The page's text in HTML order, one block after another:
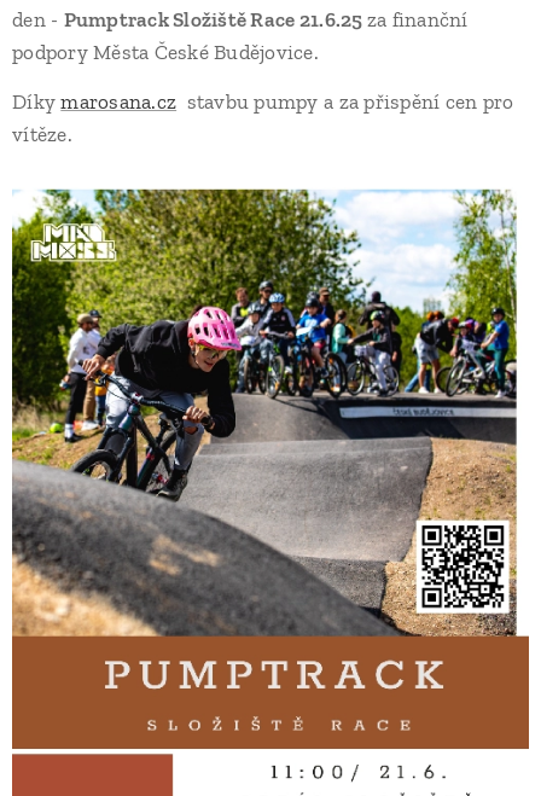
den - Pumptrack Složiště Race 21.6.25 za finanční
podpory Města České Budějovice.
Díkymarosana.cz stavbu pumpy a za přispění cen pro
vítěze.